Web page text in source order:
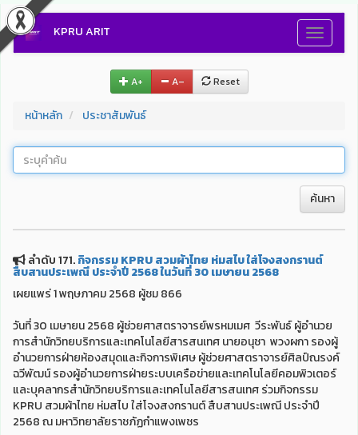
Toggle
KPRU ARIT
A+ A– Reset
หน้าหลัก ประชาสัมพันธ์
ค้นหา
ลำดับ 171.กิจกรรม KPRU สวมผ้าไทย ห่มสไบ ใส่โจงสงกรานต์
สืบสานประเพณี ประจำปี 2568 ในวันที่ 30 เมษายน 2568
เผยแพร่ 1 พฤษภาคม 2568 ผู้ชม 866
วันที่ 30 เมษายน 2568 ผู้ช่วยศาสตราจารย์พรหมเมศ วีระพันธ์ ผู้อำนวย
การสำนักวิทยบริการและเทคโนโลยีสารสนเทศ นายอนุชา พวงผกา รองผู้
อำนวยการฝ่ายห้องสมุดและกิจการพิเศษ ผู้ช่วยศาสตราจารย์ศิลป์ณรงค์
ฉวีพัฒน์ รองผู้อำนวยการฝ่ายระบบเครือข่ายและเทคโนโลยีคอมพิวเตอร์
และบุคลากรสำนักวิทยบริการและเทคโนโลยีสารสนเทศ ร่วมกิจกรรม
KPRU สวมผ้าไทย ห่มสไบ ใส่โจงสงกรานต์ สืบสานประเพณี ประจำปี
2568 ณ มหาวิทยาลัยราชภัฏกำแพงเพชร